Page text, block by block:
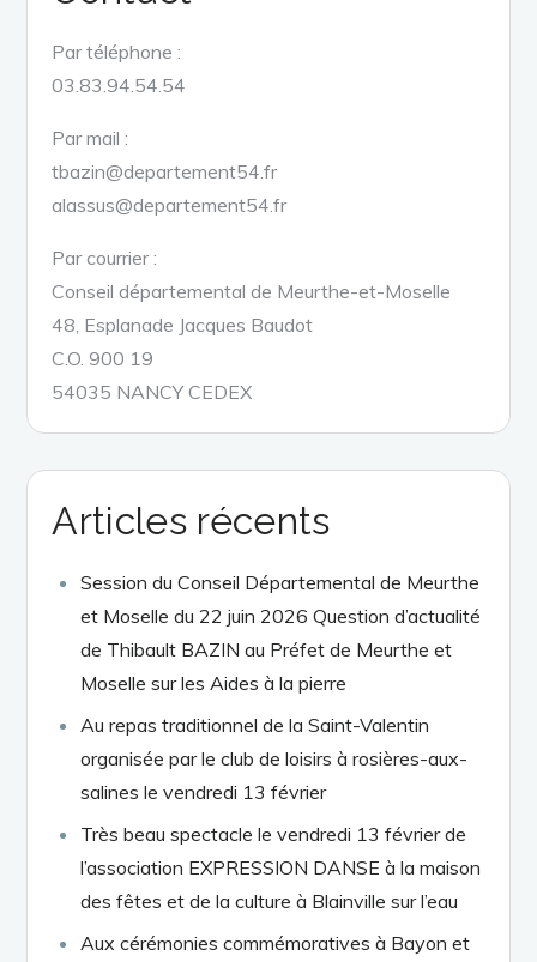
Par téléphone :
03.83.94.54.54
Par mail :
tbazin@departement54.fr
alassus@departement54.fr
Par courrier :
Conseil départemental de Meurthe-et-Moselle
48, Esplanade Jacques Baudot
C.O. 900 19
54035 NANCY CEDEX
Articles récents
Session du Conseil Départemental de Meurthe
et Moselle du 22 juin 2026 Question d’actualité
de Thibault BAZIN au Préfet de Meurthe et
Moselle sur les Aides à la pierre
Au repas traditionnel de la Saint-Valentin
organisée par le club de loisirs à rosières-aux-
salines le vendredi 13 février
Très beau spectacle le vendredi 13 février de
l’association EXPRESSION DANSE à la maison
des fêtes et de la culture à Blainville sur l’eau
Aux cérémonies commémoratives à Bayon et